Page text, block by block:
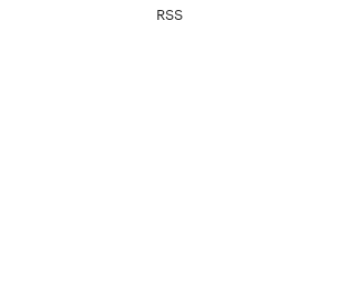
RSS